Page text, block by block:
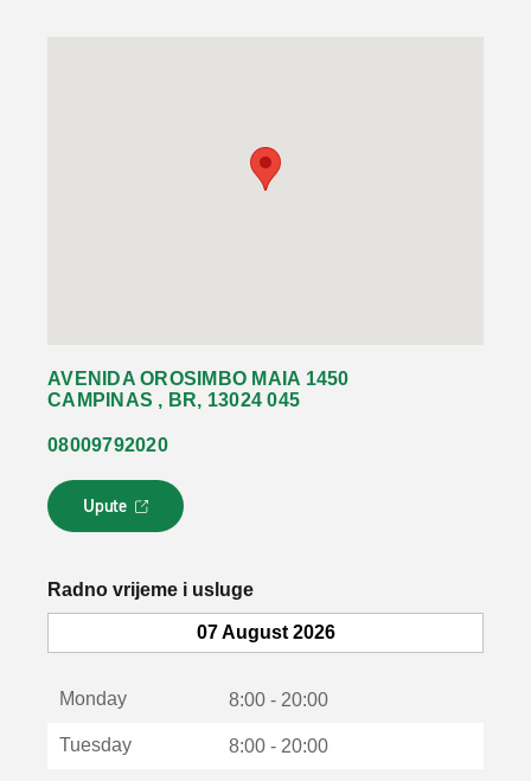
AVENIDA OROSIMBO MAIA 1450
CAMPINAS , BR, 13024 045
08009792020
Upute
L
i
k
o
Radno vrijeme i usluge
07 August 2026
Monday 8:00 - 20:00
Tuesday 8:00 - 20:00